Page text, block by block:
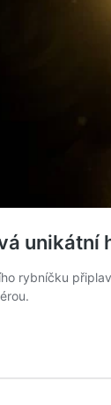
unikátní
rybníčku